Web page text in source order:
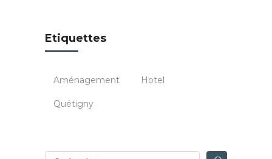
Etiquettes
Aménagement Hotel
Quétigny